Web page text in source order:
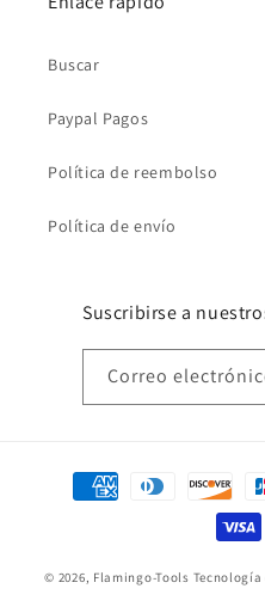
Buscar
Paypal Pagos
Política de reembolso
Política de envío
Suscribirse a
Correo
Formas
© 2026, Flamingo-Tools Tecnología